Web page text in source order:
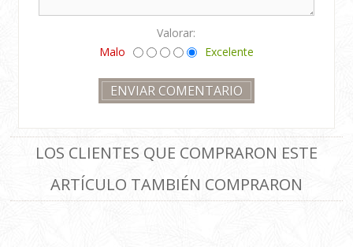
Valorar:
Malo
Excelente
LOS CLIENTES QUE COMPRARON ESTE
ARTÍCULO TAMBIÉN COMPRARON